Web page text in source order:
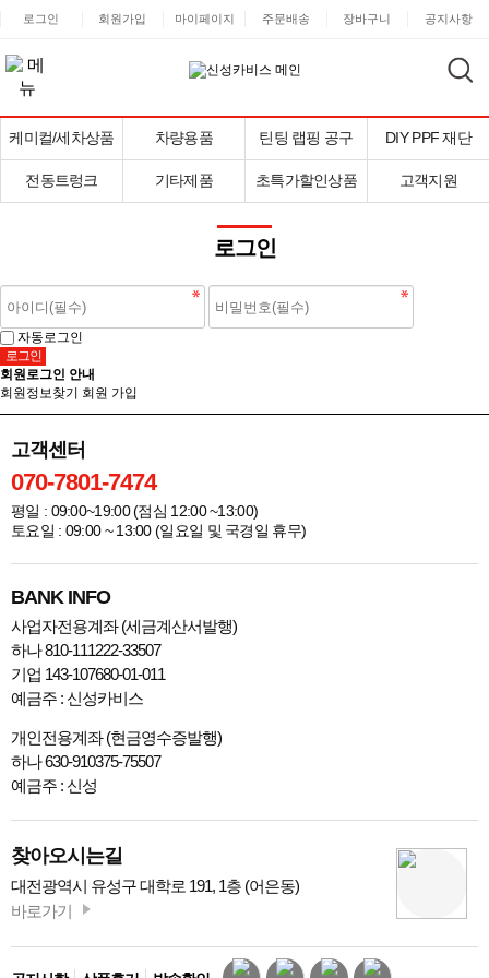
로그인 회원가입 마이페이지 주문배송 장바구니 공지사항
케미컬/세차상품 차량용품 틴팅 랩핑 공구 DIY PPF 재단
전동트렁크 기타제품 초특가할인상품 고객지원
로그인
자동로그인
회원로그인 안내
회원정보찾기
회원 가입
고객센터
070-7801-7474
평일 : 09:00~19:00 (점심 12:00 ~13:00)
토요일 : 09:00 ~ 13:00 (일요일 및 국경일 휴무)
BANK INFO
사업자전용계좌 (세금계산서발행)
하나 810-111222-33507
기업 143-107680-01-011
예금주 : 신성카비스
개인전용계좌 (현금영수증발행)
하나 630-910375-75507
예금주 : 신성
찾아오시는길
대전광역시 유성구 대학로 191, 1층 (어은동)
바로가기